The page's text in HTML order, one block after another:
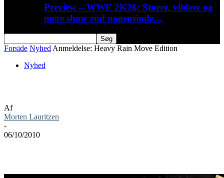
Preview – WWE 2K26: Større, vildere og
mere show end nogensinde…
Forside Nyhed Anmeldelse: Heavy Rain Move Edition
Nyhed
Af
Morten Lauritzen
-
06/10/2010